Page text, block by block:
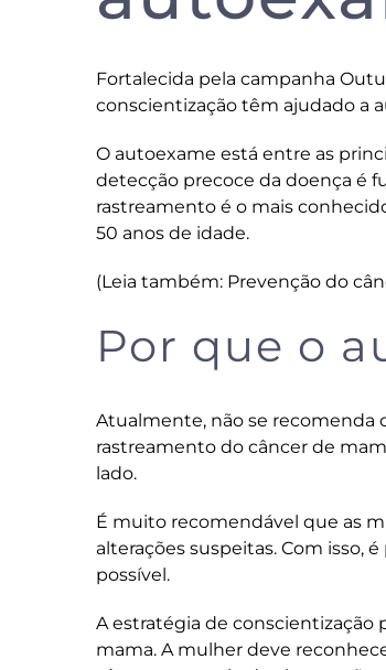
Fortalecida pela campanha
conscientização têm ajudado a
O autoexame está entre as
detecção precoce da doença é
rastreamento é o mais
50 anos de idade.
(Leia também: Prevenção do
Por que o
Atualmente, não se recomenda
rastreamento do câncer de
lado.
É muito recomendável que as
alterações suspeitas. Com isso,
possível.
A estratégia de
mama. A mulher deve